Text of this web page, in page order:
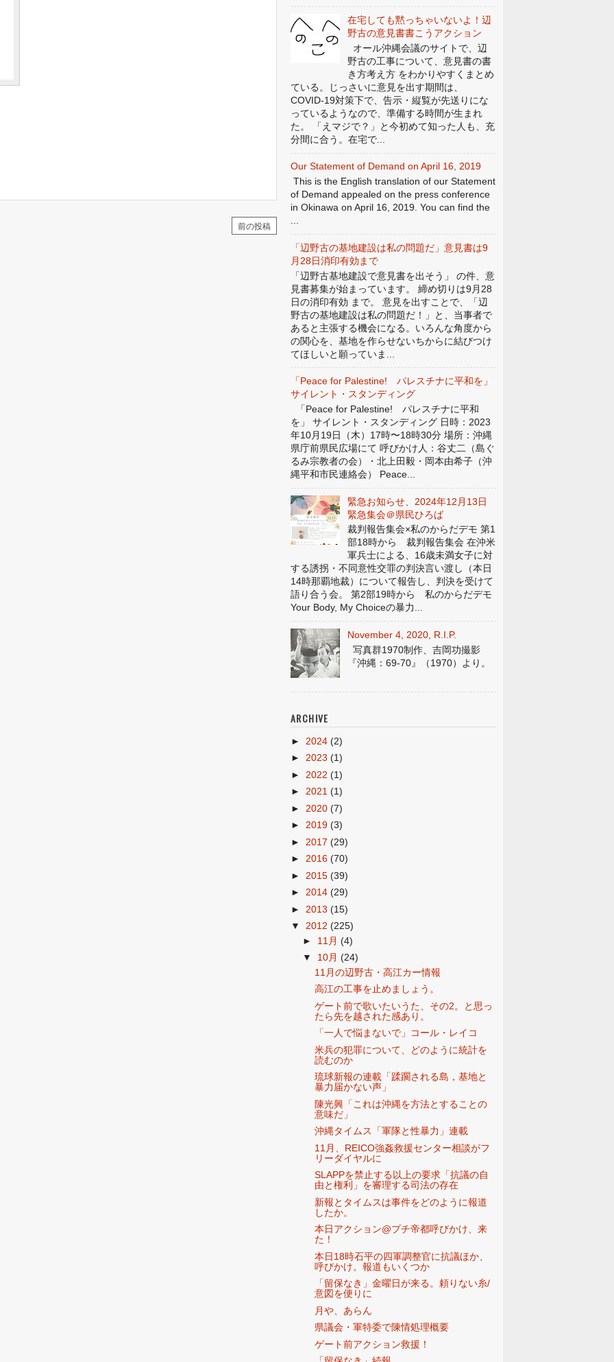
前の投稿
在宅しても黙っちゃいないよ！辺
野古の意見書書こうアクション
オール沖縄会議のサイトで、辺
野古の工事について、意見書の書
き方考え方 をわかりやすくまとめ
ている。じっさいに意見を出す期間は、
COVID-19対策下で、告示・縦覧が先送りにな
っているようなので、準備する時間が生まれ
た。 「えマジで？」と今初めて知った人も、充
分間に合う。在宅で...
Our Statement of Demand on April 16, 2019
This is the English translation of our Statement
of Demand appealed on the press conference
in Okinawa on April 16, 2019. You can find the
「辺野古の基地建設は私の問題だ」意見書は9
月28日消印有効まで
「辺野古基地建設で意見書を出そう」 の件、意
見書募集が始まっています。 締め切りは9月28
日の消印有効 まで。 意見を出すことで、「辺
野古の基地建設は私の問題だ！」と、当事者で
あると主張する機会になる。いろんな角度から
の関心を、基地を作らせないちからに結びつけ
てほしいと願っていま...
「Peace for Palestine! パレスチナに平和を」
サイレント・スタンディング
「Peace for Palestine! パレスチナに平和
を」 サイレント・スタンディング 日時：2023
年10月19日（木）17時〜18時30分 場所：沖縄
県庁前県民広場にて 呼びかけ人：谷丈二（島ぐ
るみ宗教者の会）・北上田毅・岡本由希子（沖
縄平和市民連絡会） Peace...
緊急お知らせ、2024年12月13日
緊急集会＠県民ひろば
裁判報告集会×私のからだデモ 第1
部18時から 裁判報告集会 在沖米
軍兵士による、16歳未満女子に対
する誘拐・不同意性交罪の判決言い渡し（本日
14時那覇地裁）について報告し、判決を受けて
語り合う会。 第2部19時から 私のからだデモ
Your Body, My Choiceの暴力...
November 4, 2020, R.I.P.
写真群1970制作、吉岡功撮影
『沖縄：69-70』（1970）より。
ARCHIVE
► 2024 (2)
► 2023 (1)
► 2022 (1)
► 2021 (1)
► 2020 (7)
► 2019 (3)
► 2017 (29)
► 2016 (70)
► 2015 (39)
► 2014 (29)
► 2013 (15)
▼
2012 (225)
► 11月 (4)
▼
10月 (24)
11月の辺野古・高江カー情報
高江の工事を止めましょう。
ゲート前で歌いたいうた、その2。と思っ
たら先を越された感あり。
「一人で悩まないで」コール・レイコ
米兵の犯罪について、どのように統計を
読むのか
琉球新報の連載「蹂躙される島，基地と
暴力届かない声」
陳光興「これは沖縄を方法とすることの
意味だ」
沖縄タイムス「軍隊と性暴力」連載
11月、REICO強姦救援センター相談がフ
リーダイヤルに
SLAPPを禁止する以上の要求「抗議の自
由と権利」を審理する司法の存在
新報とタイムスは事件をどのように報道
したか。
本日アクション@プチ帝都呼びかけ、来
た！
本日18時石平の四軍調整官に抗議ほか、
呼びかけ。報道もいくつか
「留保なき」金曜日が来る。頼りない糸/
意図を便りに
月や、あらん
県議会・軍特委で陳情処理概要
ゲート前アクション救援！